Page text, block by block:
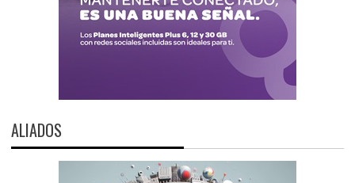
ALIADOS